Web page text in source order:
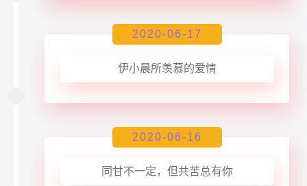
2020-06-17
伊小晨所羡慕的爱情
2020-06-16
同甘不一定，但共苦总有你